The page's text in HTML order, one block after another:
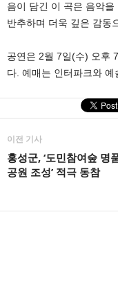
음이 담긴 이 곡은 음악
반추하며 더욱 깊은 감동
공연은 2월 7일(수) 오후
다. 예매는 인터파크와
이전 기사
홍성군, ‘도민참여숲 명
공원 조성’ 적극 동참